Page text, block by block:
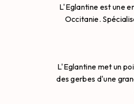
L'Eglantine est une
Occitanie.
L'Eglantine met un
des gerbes d'une